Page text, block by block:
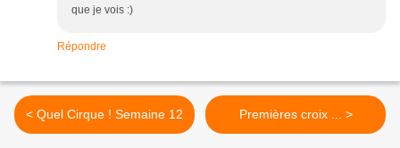
que je vois :)
Répondre
< Quel Cirque ! Semaine 12 Premières croix ... >